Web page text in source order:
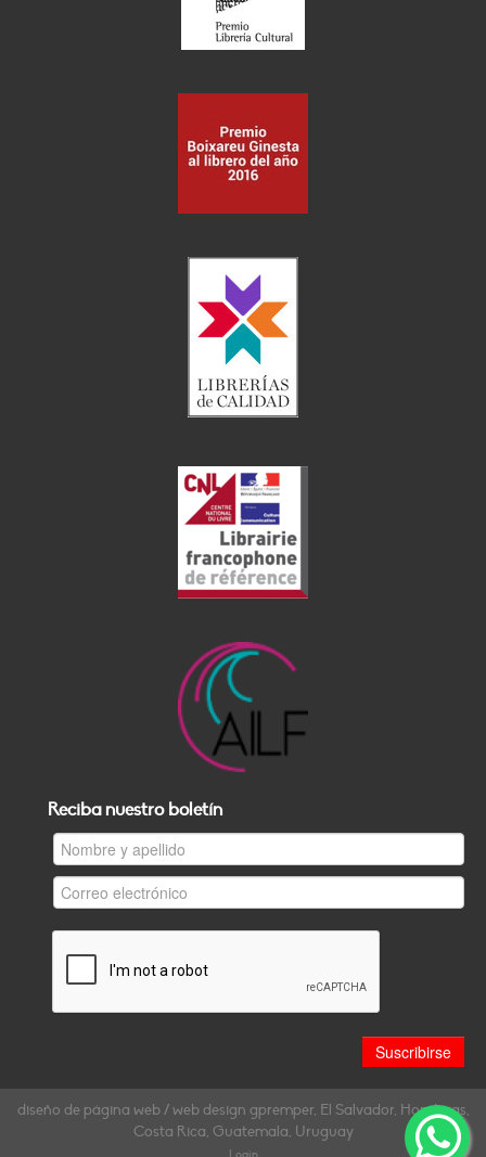
Reciba nuestro boletín
diseño de página web / web design gpremper, El Salvador, Honduras,
Costa Rica, Guatemala, Uruguay
Login